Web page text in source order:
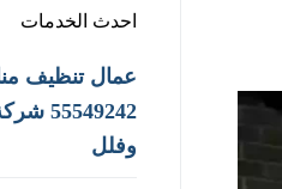
احدث الخدمات
عمال تنظيف
وفلل